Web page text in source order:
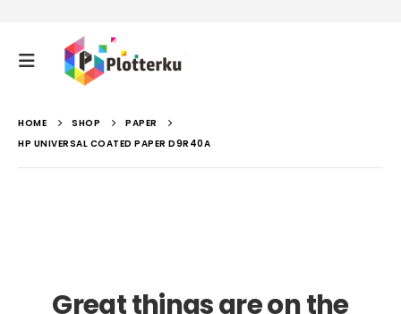
HOME SHOP
PAPER
HP UNIVERSAL COATED PAPER D9R40A
Great things are on the